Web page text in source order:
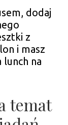
dodaj
z
i masz
lunch na
temat